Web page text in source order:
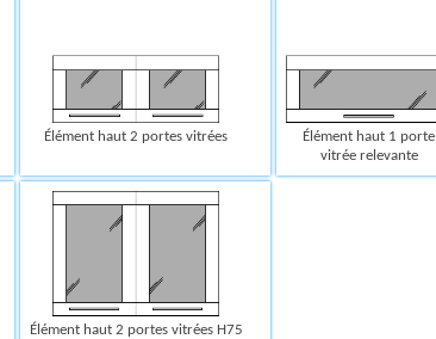
Élément haut 2 portes vitrées
Élément haut 1 porte
vitrée relevante
Élément haut 2 portes vitrées H75